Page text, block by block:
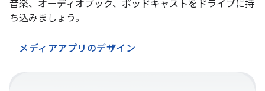
音楽、オーディオブック、ポッドキャストをドライブに持
ち込みましょう。
メディアアプリのデザイン